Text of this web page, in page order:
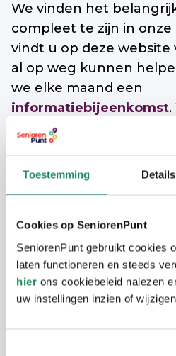
Toestemming Details
Cookies op SeniorenPunt
SeniorenPunt gebruikt cookies
laten functioneren en steeds
hier ons cookiebeleid nalezen
uw instellingen inzien of
We vinden het
compleet te zijn in
vindt u op deze website
al op weg kunnen
we elke maand een
informatiebijeenkomst
algemene informatie
kunt voorbereiden op
moet verhuizen of zorg
Natuurlijk is de ene
niet en verhuizen vaak
een helder advies op
welkom!
Bel gerust naar 040-